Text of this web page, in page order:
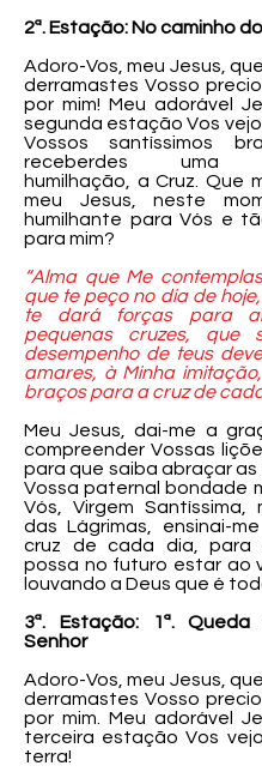
2ª. Estação: No caminho
Adoro-Vos, meu Jesus,
derramastes Vosso
por mim! Meu adorável
segunda estação Vos
Vossos santíssimos
receberdes uma
humilhação, a Cruz. Que
meu Jesus, neste
humilhante para Vós e
para mim?
“Alma que Me
que te peço no dia de
te dará forças para
pequenas cruzes, que
desempenho de teus
amares, à Minha
braços para a cruz de cada
Meu Jesus, dai-me a
compreender Vossas
para que saiba abraçar as
Vossa paternal bondade
Vós, Virgem Santíssima,
das Lágrimas, ensinai-
cruz de cada dia, para
possa no futuro estar ao
louvando a Deus que é
3ª. Estação: 1ª.
Senhor
Adoro-Vos, meu Jesus,
derramastes Vosso
por mim. Meu adorável
terceira estação Vos
terra!